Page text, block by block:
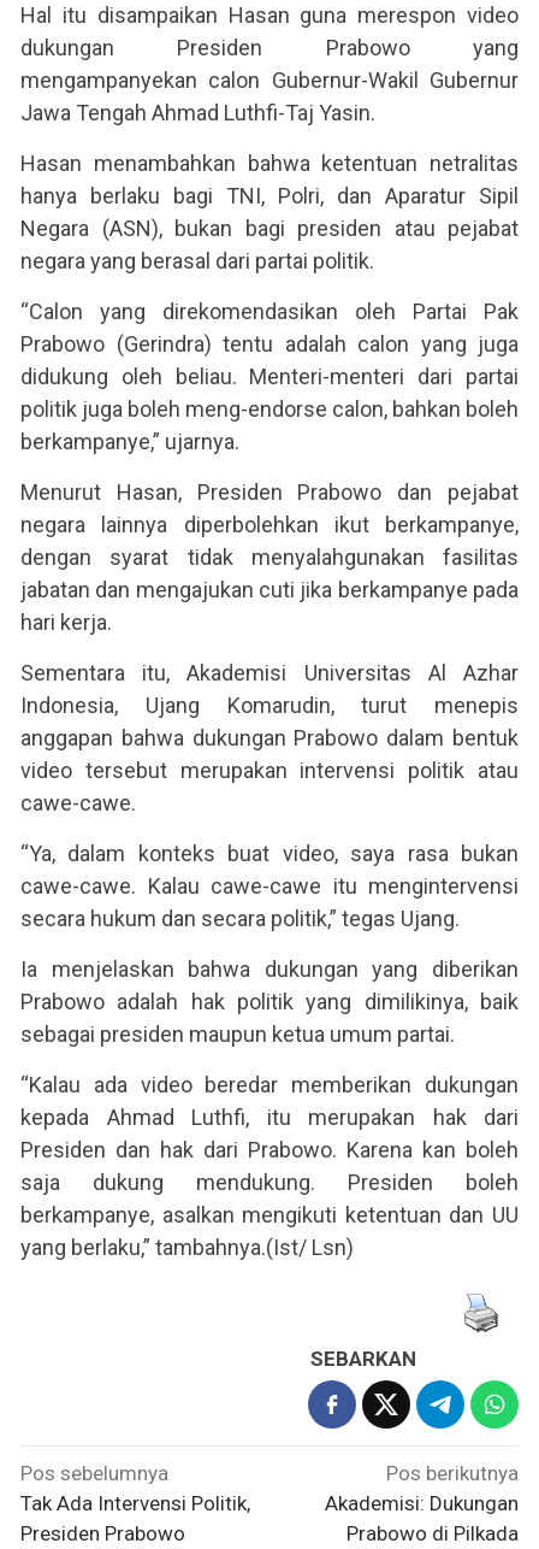
Hal itu disampaikan Hasan guna merespon video
dukungan Presiden Prabowo yang
mengampanyekan calon Gubernur-Wakil Gubernur
Jawa Tengah Ahmad Luthfi-Taj Yasin.
Hasan menambahkan bahwa ketentuan netralitas
hanya berlaku bagi TNI, Polri, dan Aparatur Sipil
Negara (ASN), bukan bagi presiden atau pejabat
negara yang berasal dari partai politik.
“Calon yang direkomendasikan oleh Partai Pak
Prabowo (Gerindra) tentu adalah calon yang juga
didukung oleh beliau. Menteri-menteri dari partai
politik juga boleh meng-endorse calon, bahkan boleh
berkampanye,” ujarnya.
Menurut Hasan, Presiden Prabowo dan pejabat
negara lainnya diperbolehkan ikut berkampanye,
dengan syarat tidak menyalahgunakan fasilitas
jabatan dan mengajukan cuti jika berkampanye pada
hari kerja.
Sementara itu, Akademisi Universitas Al Azhar
Indonesia, Ujang Komarudin, turut menepis
anggapan bahwa dukungan Prabowo dalam bentuk
video tersebut merupakan intervensi politik atau
cawe-cawe.
“Ya, dalam konteks buat video, saya rasa bukan
cawe-cawe. Kalau cawe-cawe itu mengintervensi
secara hukum dan secara politik,” tegas Ujang.
Ia menjelaskan bahwa dukungan yang diberikan
Prabowo adalah hak politik yang dimilikinya, baik
sebagai presiden maupun ketua umum partai.
“Kalau ada video beredar memberikan dukungan
kepada Ahmad Luthfi, itu merupakan hak dari
Presiden dan hak dari Prabowo. Karena kan boleh
saja dukung mendukung. Presiden boleh
berkampanye, asalkan mengikuti ketentuan dan UU
yang berlaku,” tambahnya.(Ist/ Lsn)
SEBARKAN
Navigasi
pos
Pos sebelumnya
Tak Ada Intervensi Politik,
Presiden Prabowo
Pos berikutnya
Akademisi: Dukungan
Prabowo di Pilkada